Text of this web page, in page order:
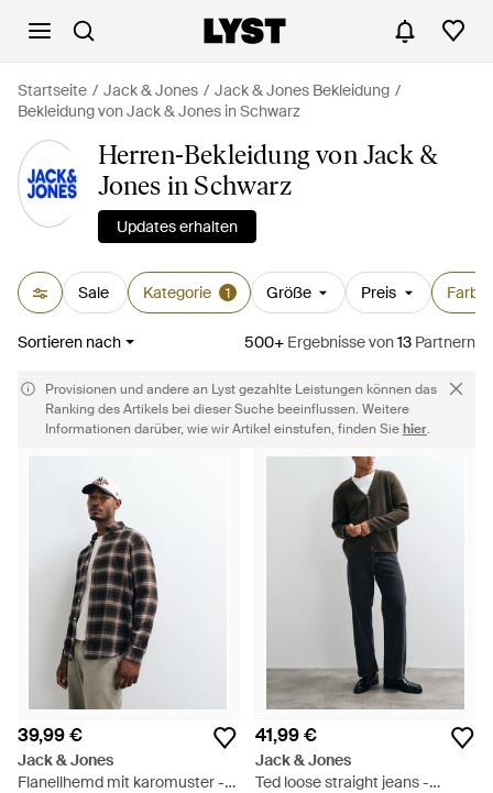
Startseite Jack & Jones
Jack & Jones Bekleidung
Bekleidung von Jack & Jones in Schwarz
Herren-Bekleidung von Jack &
Jones in Schwarz
Updates erhalten
Sale Kategorie 1 Größe Preis Farbe
Sortieren nach 500+ Ergebnissevon13 Partnern
Provisionen und andere an Lyst gezahlte Leistungen können das
Ranking des Artikels bei dieser Suche beeinflussen. Weitere
Informationen darüber, wie wir Artikel einstufen, finden Siehier.
39,99 €
Jack & Jones
Flanellhemd mit karomuster -
41,99 €
Jack & Jones
Ted loose straight jeans -